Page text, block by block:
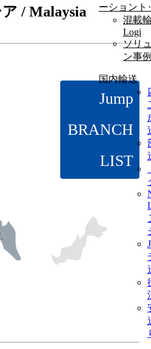
ーショント
混載
Logi
ソリ
ン事
国内輸送
/ Malaysia
Jump
BRANCH
LIST